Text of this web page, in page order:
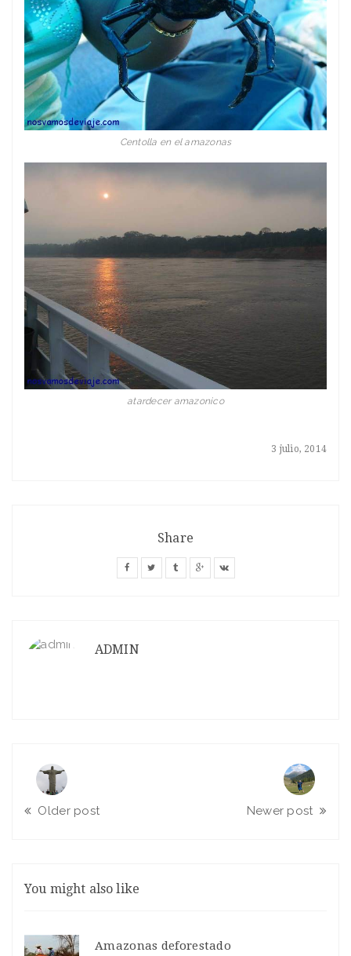
3 julio, 2014
Centolla en el amazonas
atardecer amazonico
Share
ADMIN
Older post Newer post
You might also like
Amazonas deforestado